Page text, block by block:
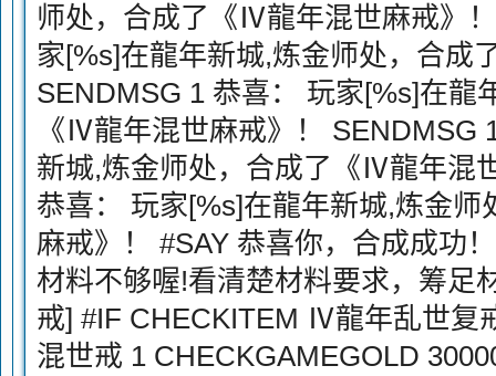
师处，合成了《Ⅳ龍年混世麻戒》
家[%s]在龍年新城,炼金师处，合成
SENDMSG 1 恭喜： 玩家[%s]在龍
《Ⅳ龍年混世麻戒》！ SENDMSG
新城,炼金师处，合成了《Ⅳ龍年混
恭喜： 玩家[%s]在龍年新城,炼金
麻戒》！ #SAY 恭喜你，合成成功
材料不够喔!看清楚材料要求，筹足
戒] #IF CHECKITEM Ⅳ龍年乱世复
混世戒 1 CHECKGAMEGOLD